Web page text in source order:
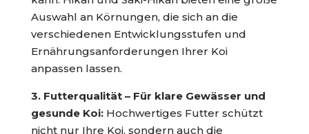
Auswahl an Körnungen, die sich an die
verschiedenen Entwicklungsstufen und
Ernährungsanforderungen Ihrer Koi
anpassen lassen.
3. Futterqualität – Für klare Gewässer und
gesunde Koi: Hochwertiges Futter schützt
nicht nur Ihre Koi, sondern auch die